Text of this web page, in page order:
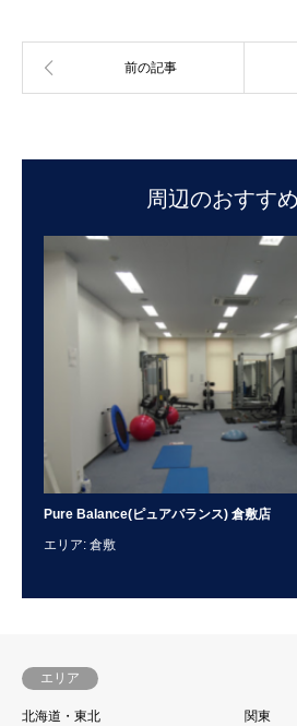
周辺のおすす
Pure Balance(ピュアバランス) 倉敷店
エリア: 倉敷
エリア
北海道・東北
関東